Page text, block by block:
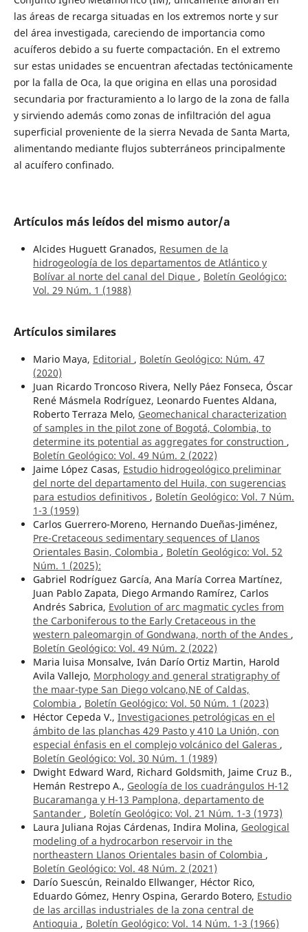
las áreas de recarga situadas en los extremos norte y sur
del área investigada, careciendo de importancia como
acuíferos debido a su fuerte compactación. En el extremo
sur estas unidades se encuentran afectadas tectónicamente
por la falla de Oca, la que origina en ellas una porosidad
secundaria por fracturamiento a lo largo de la zona de falla
y sirviendo además como zonas de infiltración del agua
superficial proveniente de la sierra Nevada de Santa Marta,
alimentando mediante flujos subterráneos principalmente
al acuífero confinado.
Artículos más leídos del mismo autor/a
Alcides Huguett Granados, Resumen de la
hidrogeología de los departamentos de Atlántico y
Bolívar al norte del canal del Dique , Boletín Geológico:
Vol. 29 Núm. 1 (1988)
Artículos similares
Mario Maya, Editorial , Boletín Geológico: Núm. 47
(2020)
Juan Ricardo Troncoso Rivera, Nelly Páez Fonseca, Óscar
René Másmela Rodríguez, Leonardo Fuentes Aldana,
Roberto Terraza Melo, Geomechanical characterization
of samples in the pilot zone of Bogotá, Colombia, to
determine its potential as aggregates for construction ,
Boletín Geológico: Vol. 49 Núm. 2 (2022)
Jaime López Casas, Estudio hidrogeológico preliminar
del norte del departamento del Huila, con sugerencias
para estudios definitivos , Boletín Geológico: Vol. 7 Núm.
1-3 (1959)
Carlos Guerrero-Moreno, Hernando Dueñas-Jiménez,
Pre-Cretaceous sedimentary sequences of Llanos
Orientales Basin, Colombia , Boletín Geológico: Vol. 52
Núm. 1 (2025):
Gabriel Rodríguez García, Ana María Correa Martínez,
Juan Pablo Zapata, Diego Armando Ramírez, Carlos
Andrés Sabrica, Evolution of arc magmatic cycles from
the Carboniferous to the Early Cretaceous in the
western paleomargin of Gondwana, north of the Andes ,
Boletín Geológico: Vol. 49 Núm. 2 (2022)
Maria luisa Monsalve, Iván Darío Ortiz Martin, Harold
Avila Vallejo, Morphology and general stratigraphy of
the maar-type San Diego volcano,NE of Caldas,
Colombia , Boletín Geológico: Vol. 50 Núm. 1 (2023)
Héctor Cepeda V., Investigaciones petrológicas en el
ámbito de las planchas 429 Pasto y 410 La Unión, con
especial énfasis en el complejo volcánico del Galeras ,
Boletín Geológico: Vol. 30 Núm. 1 (1989)
Dwight Edward Ward, Richard Goldsmith, Jaime Cruz B.,
Hemán Restrepo A., Geología de los cuadrángulos H-12
Bucaramanga y H-13 Pamplona, departamento de
Santander , Boletín Geológico: Vol. 21 Núm. 1-3 (1973)
Laura Juliana Rojas Cárdenas, Indira Molina, Geological
modeling of a hydrocarbon reservoir in the
northeastern Llanos Orientales basin of Colombia ,
Boletín Geológico: Vol. 48 Núm. 2 (2021)
Darío Suescún, Reinaldo Ellwanger, Héctor Rico,
Eduardo Gómez, Henry Ospina, Gerardo Botero, Estudio
de las arcillas industriales de la zona central de
Antioquia , Boletín Geológico: Vol. 14 Núm. 1-3 (1966)